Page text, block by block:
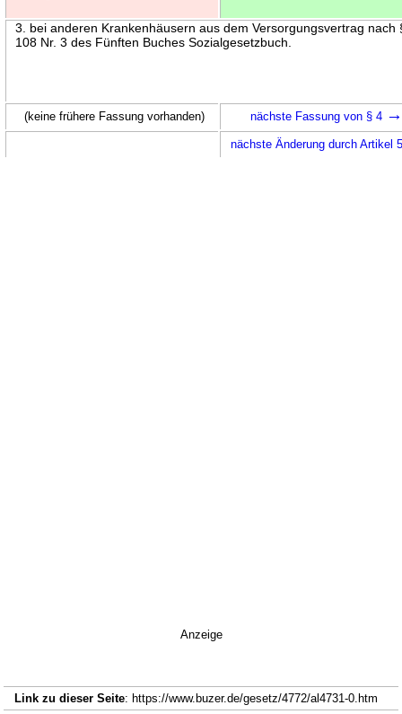
3. bei anderen Krankenhäusern aus dem Versorgungsvertrag nach
108 Nr. 3 des Fünften Buches Sozialgesetzbuch.
(keine frühere Fassung vorhanden) nächste Fassung von § 4
nächste Änderung durch Artikel
Anzeige
Link zu dieser Seite: https://www.buzer.de/gesetz/4772/al4731-0.htm